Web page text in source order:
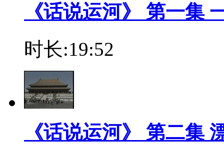
《话说运河》 第一集
时长:19:52
《话说运河》 第二集